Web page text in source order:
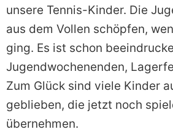
unsere Tennis-Kinder. Die
aus dem Vollen schöpfen,
ging. Es ist schon
Jugendwochenenden,
Zum Glück sind viele Kinder
geblieben, die jetzt noch
übernehmen.